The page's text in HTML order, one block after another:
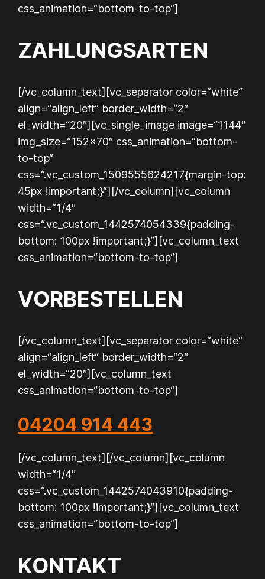
css_animation=“bottom-to-top“]
ZAHLUNGSARTEN
[/vc_column_text][vc_separator color=“white“
align=“align_left“ border_width=“2″
el_width=“20″][vc_single_image image=“1144″
img_size=“152×70″ css_animation=“bottom-
to-top“
css=“.vc_custom_1509555624217{margin-top:
45px !important;}“][/vc_column][vc_column
width=“1/4″
css=“.vc_custom_1442574054339{padding-
bottom: 100px !important;}“][vc_column_text
css_animation=“bottom-to-top“]
VORBESTELLEN
[/vc_column_text][vc_separator color=“white“
align=“align_left“ border_width=“2″
el_width=“20″][vc_column_text
css_animation=“bottom-to-top“]
04204 914 443
[/vc_column_text][/vc_column][vc_column
width=“1/4″
css=“.vc_custom_1442574043910{padding-
bottom: 100px !important;}“][vc_column_text
css_animation=“bottom-to-top“]
KONTAKT